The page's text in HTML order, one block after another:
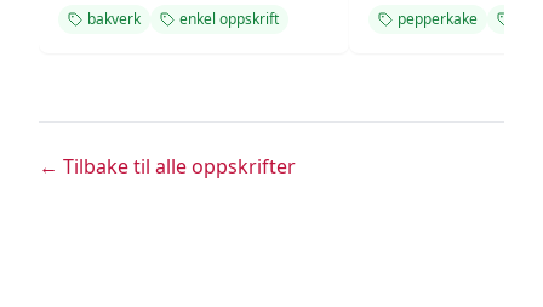
bakverk enkel oppskrift pepperkake
← Tilbake til alle oppskrifter